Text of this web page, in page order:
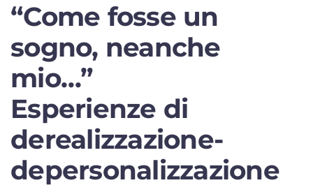
“Come fosse un
sogno, neanche
mio…”
Esperienze di
derealizzazione-
depersonalizzazione